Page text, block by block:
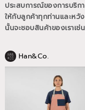
ประสบการณ์ของการบริก
ให้กับลูกค้าทุกท่านและหวั
นั้นจะชอบสินค้าของเราเช่
Han&Co.